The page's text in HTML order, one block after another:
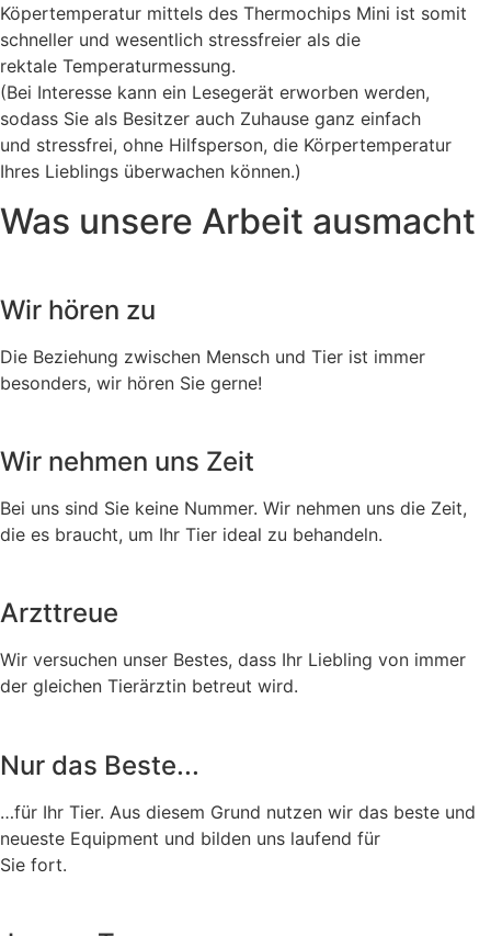
Köpertemperatur mittels des Thermochips Mini ist somit
schneller und wesentlich stressfreier als die
rektale Temperaturmessung.
(Bei Interesse kann ein Lesegerät erworben werden,
sodass Sie als Besitzer auch Zuhause ganz einfach
und stressfrei, ohne Hilfsperson, die Körpertemperatur
Ihres Lieblings überwachen können.)
Was unsere Arbeit ausmacht
Wir hören zu
Die Beziehung zwischen Mensch und Tier ist immer
besonders, wir hören Sie gerne!
Wir nehmen uns Zeit
Bei uns sind Sie keine Nummer. Wir nehmen uns die Zeit,
die es braucht, um Ihr Tier ideal zu behandeln.
Arzttreue
Wir versuchen unser Bestes, dass Ihr Liebling von immer
der gleichen Tierärztin betreut wird.
Nur das Beste...
…für Ihr Tier. Aus diesem Grund nutzen wir das beste und
neueste Equipment und bilden uns laufend für
Sie fort.